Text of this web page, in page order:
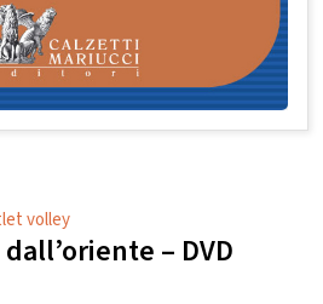
volley
– DVD